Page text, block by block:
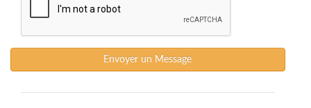
Envoyer un Message